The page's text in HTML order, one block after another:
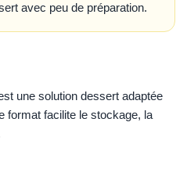
avec peu de préparation.
une solution dessert adaptée
format facilite le stockage, la